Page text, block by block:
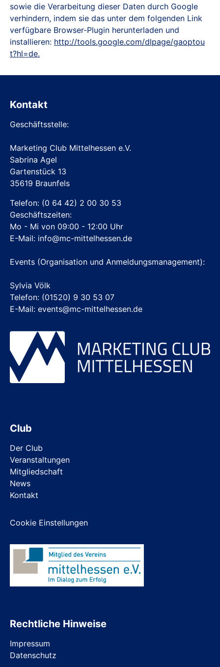
sowie die Verarbeitung dieser Daten durch Google
verhindern, indem sie das unter dem folgenden Link
verfügbare Browser-Plugin herunterladen und
installieren: http://tools.google.com/dlpage/gaoptou
t?hl=de.
Kontakt
Geschäftsstelle:
Marketing Club Mittelhessen e.V.
Sabrina Agel
Gartenstück 13
35619 Braunfels
Telefon: (0 64 42) 2 00 30 53
Geschäftszeiten:
Mo - Mi von 09:00 - 12:00 Uhr
E-Mail: info@mc-mittelhessen.de
Events (Organisation und Anmeldungsmanagement):
Sylvia Völk
Telefon: (01520) 9 30 53 07
E-Mail: events@mc-mittelhessen.de
Club
Der Club
Veranstaltungen
Mitgliedschaft
News
Kontakt
Cookie Einstellungen
Rechtliche Hinweise
Impressum
Datenschutz